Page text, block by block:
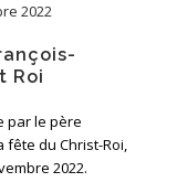
2022
Roi
par le père
fête du Christ-Roi,
2022.